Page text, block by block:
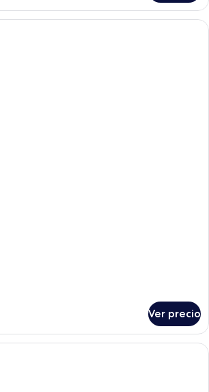
Ver precio